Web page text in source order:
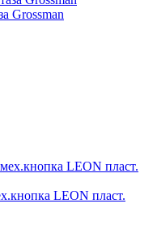
Grossman
LEON пласт.